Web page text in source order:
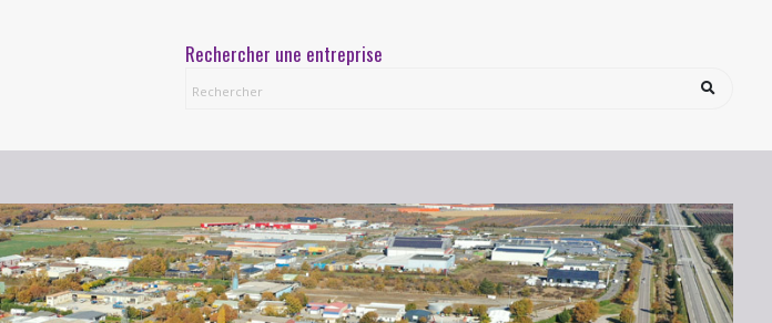
Rechercher une entreprise